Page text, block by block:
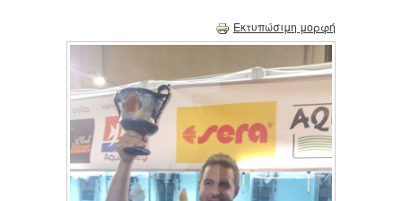
Εκτυπώσιμη μορφή